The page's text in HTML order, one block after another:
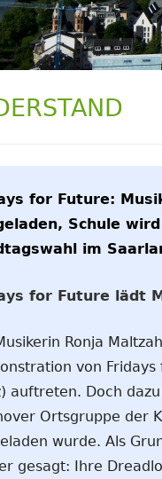
WELTWEIT
for Future:
Schule
im
for Future lädt
Ronja
von
auftreten. Doch
Ortsgruppe der
wurde. Als
gesagt: Ihre